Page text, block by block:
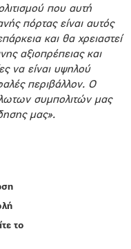
που αυτή
πόρτας είναι αυτός
και θα χρειαστεί
αξιοπρέπειας και
να είναι υψηλού
περιβάλλον. Ο
συμπολιτών μας
μας».
το